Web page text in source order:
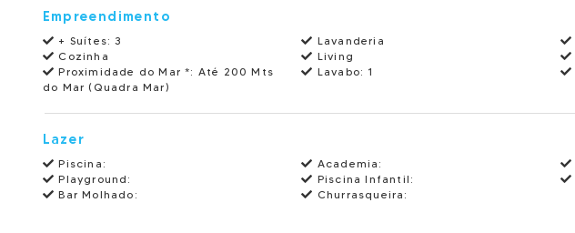
Empreendimento
+ Suítes:3 Lavanderia
Cozinha
Living
Proximidade do Mar *: Até 200 Mts
do Mar (Quadra Mar)
Lavabo: 1
Lazer
Piscina: Academia:
Playground:
Piscina Infantil:
Bar Molhado:
Churrasqueira: